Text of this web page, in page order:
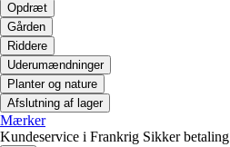
Opdræt
Gården
Riddere
Uderumændninger
Planter og nature
Afslutning af lager
Mærker
Kundeservice i Frankrig Sikker betaling